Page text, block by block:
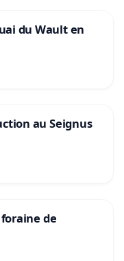
du Wault en
au Seignus
de